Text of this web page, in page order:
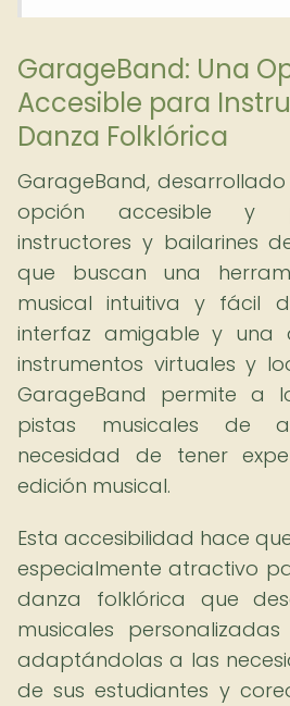
GarageBand: Una
Accesible para
Danza Folklórica
GarageBand,
opción accesible y
instructores y bailarines
que buscan una
musical intuitiva y fácil
interfaz amigable y una
instrumentos virtuales y
GarageBand permite a
pistas musicales de
necesidad de tener
edición musical.
Esta accesibilidad hace
especialmente atractivo
danza folklórica que
musicales
adaptándolas a las
de sus estudiantes y